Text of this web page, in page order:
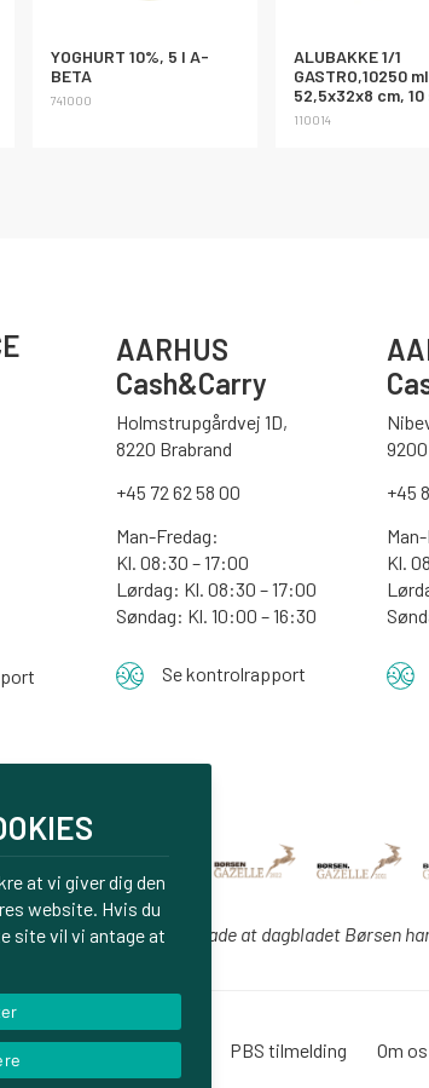
YOGHURT 10%, 5 l A-
BETA
741000
ALUBAKKE 1/1
GASTRO,10250
52,5x32x8 cm,
110014
AARHUS
Cash&Carry
Holmstrupgårdvej 1D,
8220 Brabrand
+45 72 62 58 00
Man-Fredag:
Kl. 08:30 – 17:00
Lørdag: Kl. 08:30 – 17:00
Søndag: Kl. 10:00 – 16:30
Se kontrolrapport
+45
Kl.
Vi er glade at dagbladet Børsen
Login PBS tilmelding Om os
at vi giver dig den
website. Hvis du
site vil vi antage at